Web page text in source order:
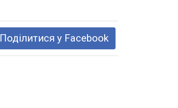
Поділитися у Facebook